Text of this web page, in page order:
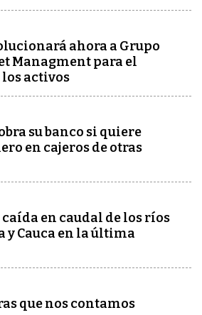
ahora a Grupo
Managment para el
activos
su banco si quiere
en cajeros de otras
en caudal de los ríos
y Cauca en la última
que nos contamos